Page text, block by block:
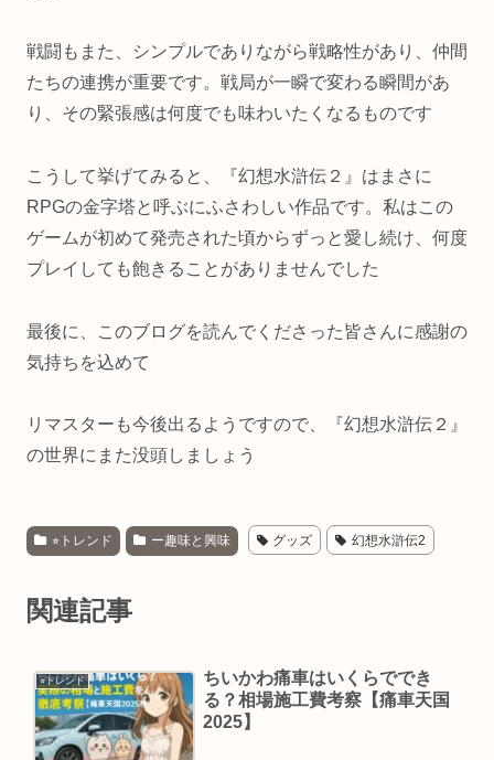
戦闘もまた、シンプルでありながら戦略性があり、仲間
たちの連携が重要です。戦局が一瞬で変わる瞬間があ
り、その緊張感は何度でも味わいたくなるものです
こうして挙げてみると、『幻想水滸伝２』はまさに
RPGの金字塔と呼ぶにふさわしい作品です。私はこの
ゲームが初めて発売された頃からずっと愛し続け、何度
プレイしても飽きることがありませんでした
最後に、このブログを読んでくださった皆さんに感謝の
気持ちを込めて
リマスターも今後出るようですので、『幻想水滸伝２』
の世界にまた没頭しましょう
⭐︎トレンド ー趣味と興味 グッズ 幻想水滸伝2
関連記事
⭐︎トレンド
ちいかわ痛車はいくらででき
る？相場施工費考察【痛車天国
2025】